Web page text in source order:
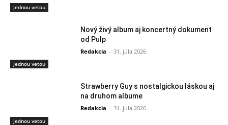
Jednou vetou
Jednou vetou
Nový živý album aj koncertný dokument
od Pulp
Redakcia - 31. júla 2026
Jednou vetou
Strawberry Guy s nostalgickou láskou aj
na druhom albume
Redakcia - 31. júla 2026